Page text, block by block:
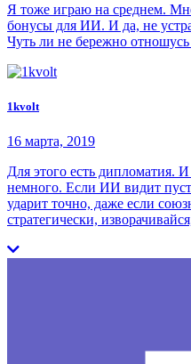
Я тоже играю на среднем.
бонусы для ИИ. И да, не
Чуть ли не бережно
1kvolt
16 марта, 2019
Для этого есть дипломатия.
немного. Если ИИ видит
ударит точно, даже если
стратегически,